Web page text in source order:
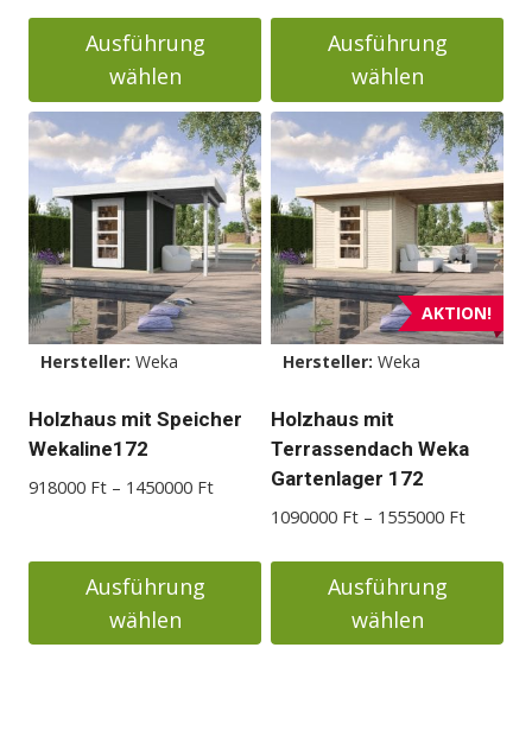
bis
Ausführung
wählen
Dieses
Produkt
weist
mehrere
Varianten
auf.
Die
Optionen
können
der
gewählt
bis
Ausführung
wählen
Dieses
Produkt
weist
mehrere
Varianten
auf.
Die
Optionen
können
der
Produktseite
werden
Hersteller: Weka
Holzhaus mit Speicher
Wekaline172
918000 Ft – 1450000 FtPreisspanne:
918000 Ft
1450000 Ft
Ausführung
wählen
AKTION!
Hersteller: Weka
Holzhaus mit
Terrassendach Weka
Gartenlager 172
1090000 Ft – 1555000 Ft
bis
Ausführung
wählen